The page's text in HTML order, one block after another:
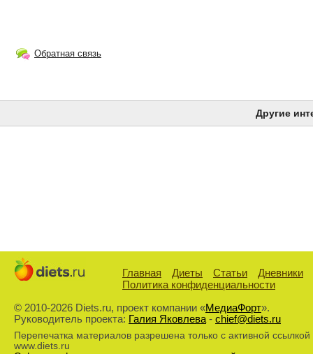
Обратная связь
Другие
Главная Диеты Статьи
Дневники
Политика конфиденциальности
© 2010-2026 Diets.ru, проект компании «МедиаФорт».
Руководитель проекта: Галия Яковлева- chief@diets.ru
Перепечатка материалов разрешена только с активной ссылкой
www.diets.ru